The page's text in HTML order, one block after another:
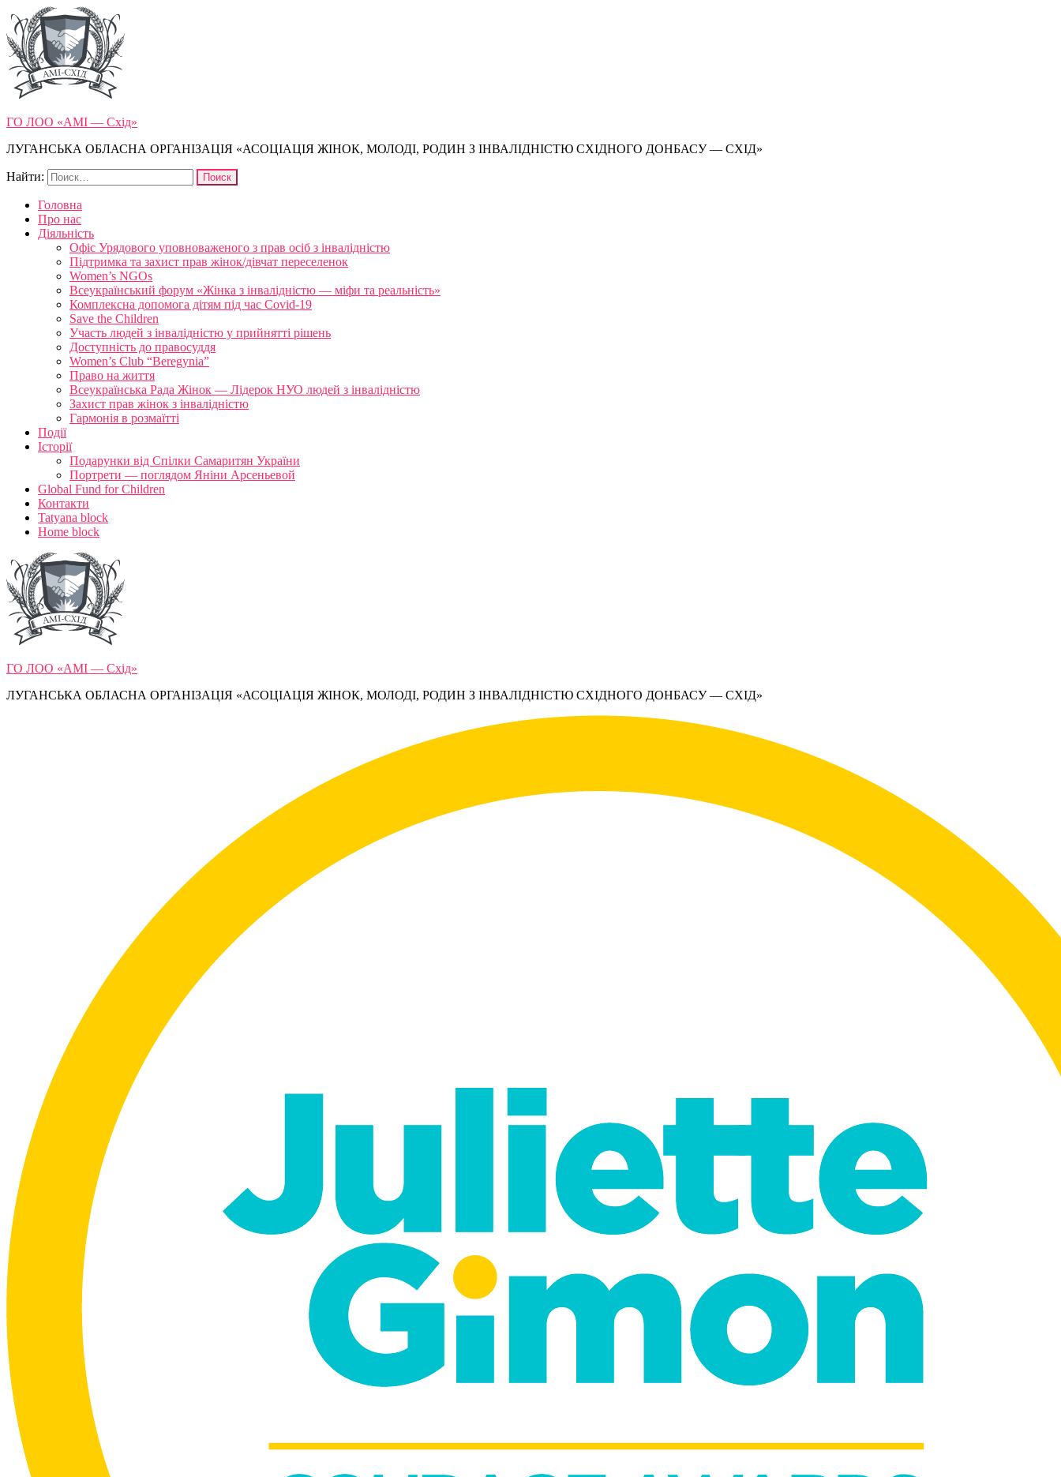
ГО ЛОО «АМІ — Схід»
ЛУГАНСЬКА ОБЛАСНА ОРГАНІЗАЦІЯ «АСОЦІАЦІЯ ЖІНОК, МОЛОДІ, РОДИН З ІНВАЛІДНІСТЮ СХІДНОГО ДОНБАСУ — СХІД»
Найти:
Головна
Про нас
Діяльність
Офіс Урядового уповноваженого з прав осіб з інвалідністю
Підтримка та захист прав жінок/дівчат переселенок
Women’s NGOs
Всеукраїнський форум «Жінка з інвалідністю — міфи та реальність»
Комплексна допомога дітям під час Covid-19
Save the Children
Участь людей з інвалідністю у прийнятті рішень
Доступність до правосуддя
Women’s Club “Beregynia”
Право на життя
Всеукраїнська Рада Жінок — Лідерок НУО людей з інвалідністю
Захист прав жінок з інвалідністю
Гармонія в розмаїтті
Події
Історії
Подарунки від Спілки Самаритян України
Портрети — поглядом Яніни Арсеньевой
Global Fund for Children
Контакти
Tatyana block
Home block
ГО ЛОО «АМІ — Схід»
ЛУГАНСЬКА ОБЛАСНА ОРГАНІЗАЦІЯ «АСОЦІАЦІЯ ЖІНОК, МОЛОДІ, РОДИН З ІНВАЛІДНІСТЮ СХІДНОГО ДОНБАСУ — СХІД»